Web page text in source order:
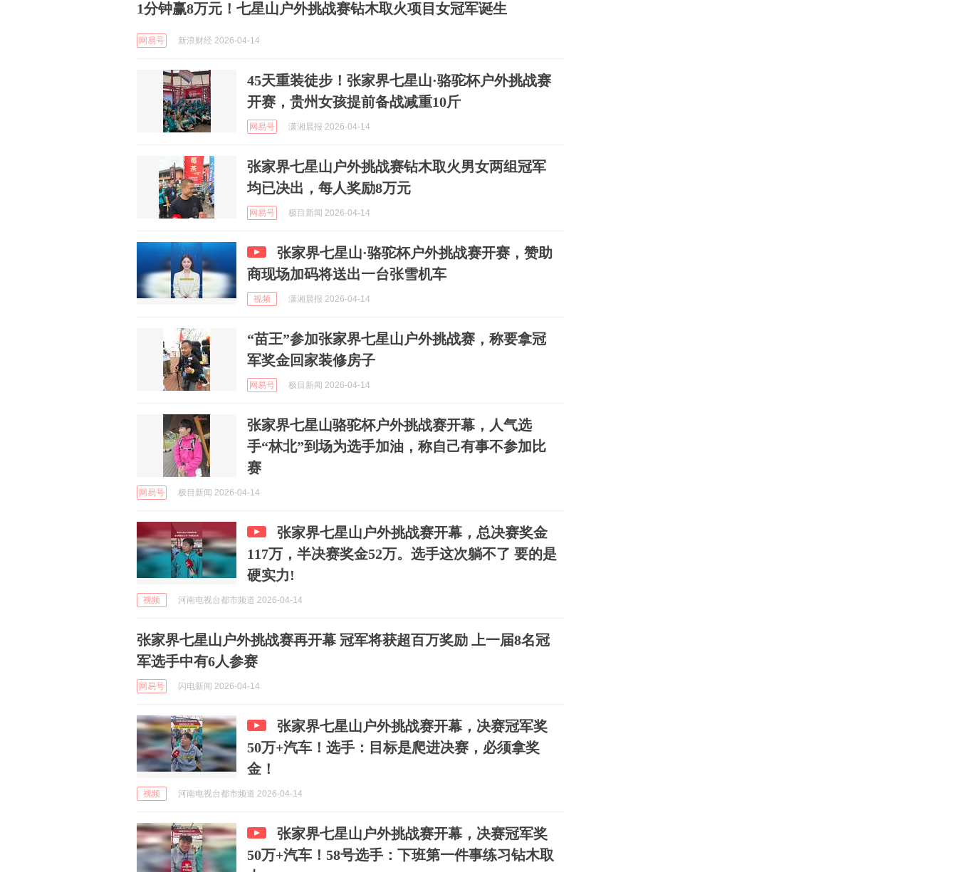
1分钟赢8万元！七星山户外挑战赛钻木取火项目女冠军诞生
网易号 新浪财经 2026-04-14
45天重装徒步！张家界七星山·骆驼杯户外挑战赛
开赛，贵州女孩提前备战减重10斤
网易号 潇湘晨报 2026-04-14
张家界七星山户外挑战赛钻木取火男女两组冠军
均已决出，每人奖励8万元
网易号 极目新闻 2026-04-14
张家界七星山·骆驼杯户外挑战赛开赛，赞助
商现场加码将送出一台张雪机车
视频 潇湘晨报 2026-04-14
“苗王”参加张家界七星山户外挑战赛，称要拿冠
军奖金回家装修房子
网易号 极目新闻 2026-04-14
张家界七星山骆驼杯户外挑战赛开幕，人气选
手“林北”到场为选手加油，称自己有事不参加比
赛
网易号 极目新闻 2026-04-14
张家界七星山户外挑战赛开幕，总决赛奖金
117万，半决赛奖金52万。选手这次躺不了 要的是
硬实力!
视频 河南电视台都市频道 2026-04-14
张家界七星山户外挑战赛再开幕 冠军将获超百万奖励 上一届8名冠
军选手中有6人参赛
网易号 闪电新闻 2026-04-14
张家界七星山户外挑战赛开幕，决赛冠军奖
50万+汽车！选手：目标是爬进决赛，必须拿奖
金！
视频 河南电视台都市频道 2026-04-14
张家界七星山户外挑战赛开幕，决赛冠军奖
50万+汽车！58号选手：下班第一件事练习钻木取